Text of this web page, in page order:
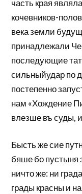
часть края
кочевников-
века земли
принадлежали
последующие
сильныйудар по
постепенно
нам «Хождение
влезше въ суды,
Бысть же сие
бяше бо пустыня
ничто же: ни
грады красны и